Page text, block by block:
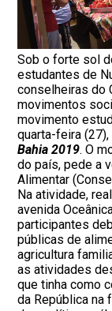
Sob o forte sol
estudantes de
conselheiras do
movimentos
movimento
quarta-feira
Bahia 2019. O
do país, pede a
Alimentar
Na atividade,
avenida
participantes
públicas de
agricultura
as atividades
que tinha como
da República na